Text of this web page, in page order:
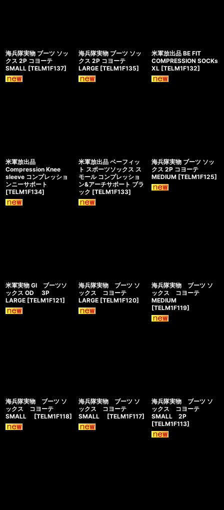
海兵隊実物 ブーツ ソッ
クス 2P コヨーテ
SMALL [TELM1F137]
海兵隊実物 ブーツ ソッ
クス 2P コヨーテ
LARGE [TELM1F135]
米軍放出品 BE FIT
COMPRESSION SOCKs
XL [TELM1F132]
米軍放出品
Compression Knee
sleeve コンプレッショ
ンニーサポート
[TELM1F134]
米軍放出品 ベーフィッ
ト スポーツソックス ス
モール コンプレッショ
ン&アーチサポート ブラ
ック [TELM1F133]
海兵隊実物 ブーツ ソッ
クス 2P コヨーテ
MEDIUM [TELM1F125]
米軍実物 GI ブーツソ
ックス OD 3P
LARGE [TELM1F121]
海兵隊実物 ブーツ ソ
ックス コヨーテ
LARGE [TELM1F120]
海兵隊実物 ブーツ ソ
ックス コヨーテ
MEDIUM
[TELM1F119]
海兵隊実物 ブーツ ソ
ックス コヨーテ
SMALL
[TELM1F118]
海兵隊実物 ブーツ ソ
ックス コヨーテ
SMALL
[TELM1F117]
海兵隊実物 ブーツ ソ
ックス コヨーテ
SMALL 2P
[TELM1F113]